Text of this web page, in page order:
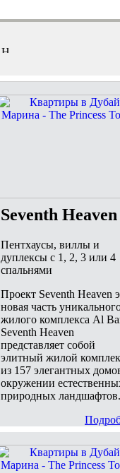
Seventh Heaven
Пентхаусы, виллы и
дуплексы с 1, 2, 3 или 4
спальнями
Проект Seventh Heaven
новая часть
жилого комплекса Al
Seventh Heaven
представляет собой
элитный жилой
из 157 элегантных
окружении
природных ландшафтов.